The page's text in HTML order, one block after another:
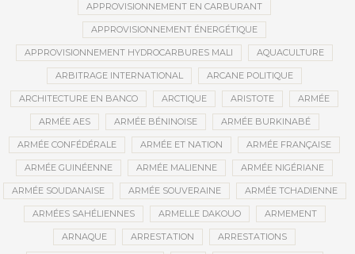
APPROVISIONNEMENT EN CARBURANT
APPROVISIONNEMENT ÉNERGÉTIQUE
APPROVISIONNEMENT HYDROCARBURES MALI AQUACULTURE
ARBITRAGE INTERNATIONAL ARCANE POLITIQUE
ARCHITECTURE EN BANCO ARCTIQUE ARISTOTE ARMÉE
ARMÉE AES ARMÉE BÉNINOISE ARMÉE BURKINABÉ
ARMÉE CONFÉDÉRALE ARMÉE ET NATION ARMÉE FRANÇAISE
ARMÉE GUINÉENNE ARMÉE MALIENNE ARMÉE NIGÉRIANE
ARMÉE SOUDANAISE ARMÉE SOUVERAINE ARMÉE TCHADIENNE
ARMÉES SAHÉLIENNES ARMELLE DAKOUO ARMEMENT
ARNAQUE ARRESTATION ARRESTATIONS